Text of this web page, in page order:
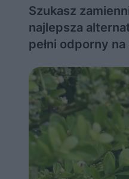
Szukasz
najlepsza
pełni odporny